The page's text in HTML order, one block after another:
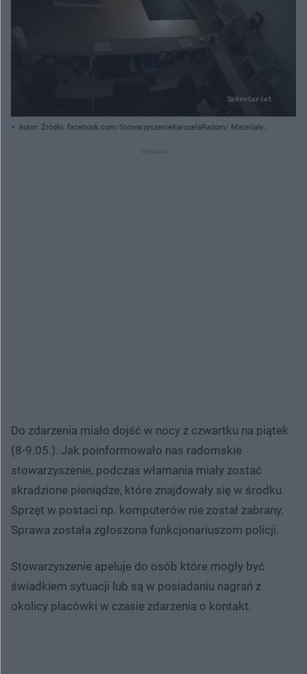
Autor: Źródło: facebook.com/StowarzyszenieKaruzelaRadom/ Materiały
Do zdarzenia miało dojść w nocy z czwartku na piątek
(8-9.05.). Jak poinformowało nas radomskie
stowarzyszenie, podczas włamania miały zostać
skradzione pieniądze, które znajdowały się w środku.
Sprzęt w postaci np. komputerów nie został zabrany.
Sprawa została zgłoszona funkcjonariuszom policji.
Stowarzyszenie apeluje do osób które mogły być
świadkiem sytuacji lub są w posiadaniu nagrań z
okolicy placówki w czasie zdarzenia o kontakt.